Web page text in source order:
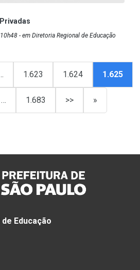
- em Diretoria Regional de Educação
1.623 1.624 1.625
… 1.683 >> »
Educação